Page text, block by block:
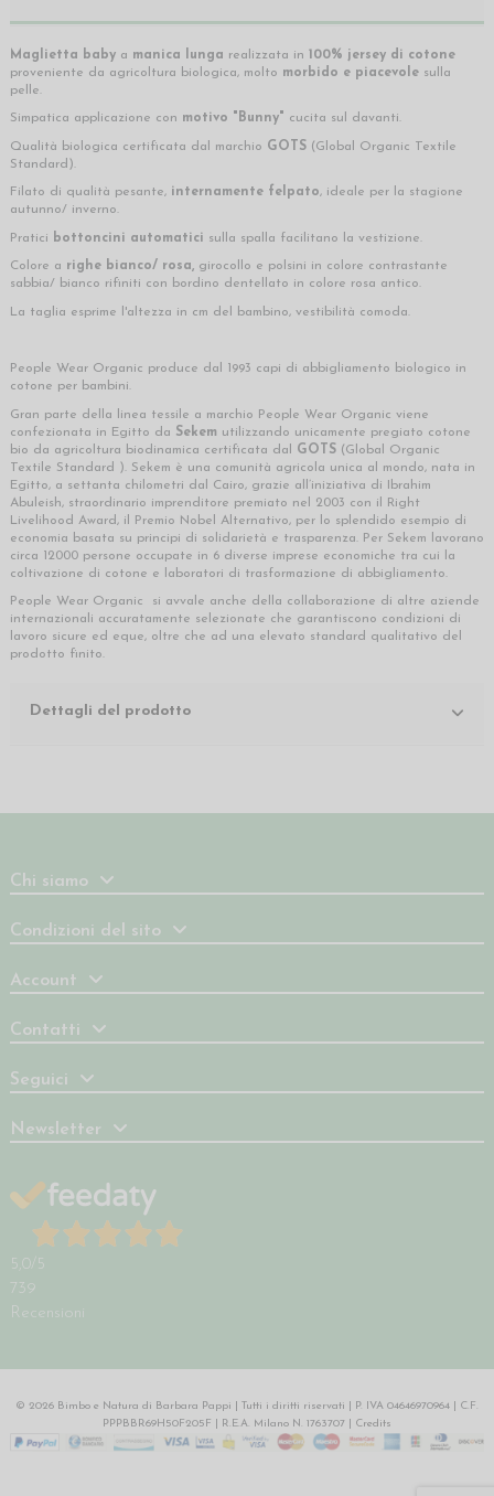
Maglietta baby a manica lunga realizzata in 100% jersey di cotone
proveniente da agricoltura biologica, molto morbido e piacevole sulla
pelle.
Simpatica applicazione con motivo "Bunny" cucita sul davanti.
Qualità biologica certificata dal marchio GOTS (Global Organic Textile
Standard).
Filato di qualità pesante, internamente felpato, ideale per la stagione
autunno/ inverno.
Pratici bottoncini automatici sulla spalla facilitano la vestizione.
Colore a righe bianco/ rosa, girocollo e polsini in colore contrastante
sabbia/ bianco rifiniti con bordino dentellato in colore rosa antico.
La taglia esprime l'altezza in cm del bambino, vestibilità comoda.
People Wear Organic produce dal 1993 capi di abbigliamento biologico in
cotone per bambini.
Gran parte della linea tessile a marchio People Wear Organic viene
confezionata in Egitto da Sekem utilizzando unicamente pregiato cotone
bio da agricoltura biodinamica certificata dal GOTS (Global Organic
Textile Standard ). Sekem è una comunità agricola unica al mondo, nata in
Egitto, a settanta chilometri dal Cairo, grazie all’iniziativa di Ibrahim
Abuleish, straordinario imprenditore premiato nel 2003 con il Right
Livelihood Award, il Premio Nobel Alternativo, per lo splendido esempio di
economia basata su principi di solidarietà e trasparenza. Per Sekem lavorano
circa 12000 persone occupate in 6 diverse imprese economiche tra cui la
coltivazione di cotone e laboratori di trasformazione di abbigliamento.
People Wear Organic si avvale anche della collaborazione di altre aziende
internazionali accuratamente selezionate che garantiscono condizioni di
lavoro sicure ed eque, oltre che ad una elevato standard qualitativo del
prodotto finito.
Dettagli del prodotto
Chi siamo
Condizioni del sito
Account
Contatti
Seguici
Newsletter
5,0 /5
739
Recensioni
© 2026 Bimbo e Natura di Barbara Pappi | Tutti i diritti riservati | P. IVA 04646970964 | C.F.
PPPBBR69H50F205F | R.E.A. Milano N. 1763707 | Credits